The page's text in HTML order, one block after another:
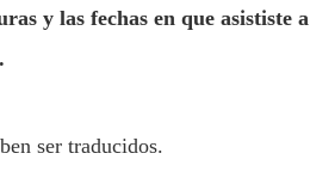
y las fechas en que asististe
ser traducidos.